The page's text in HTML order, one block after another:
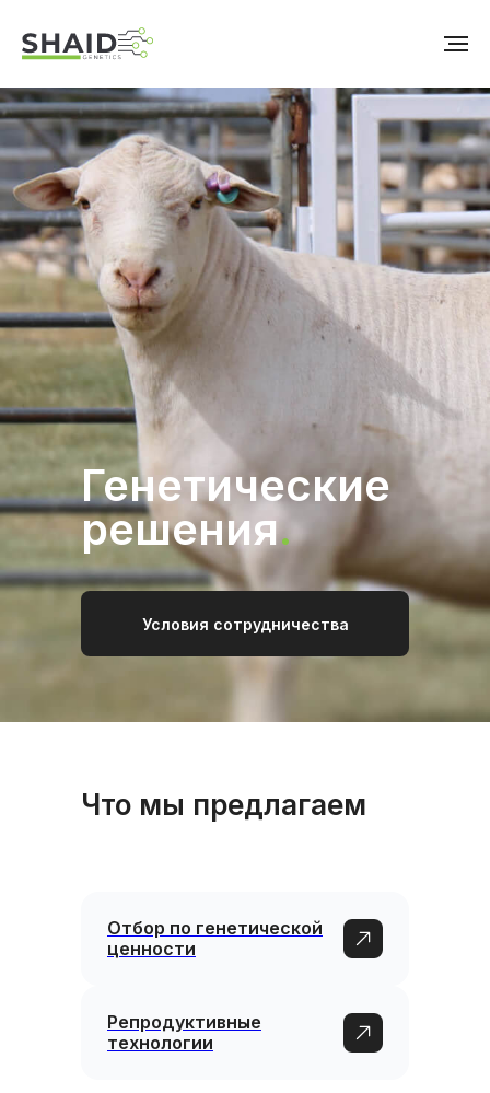
Условия сотрудничества
Генетические
решения.
Что мы предлагаем
Отбор по генетической
ценности
Репродуктивные
технологии